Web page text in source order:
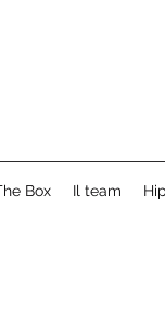
Box Il team